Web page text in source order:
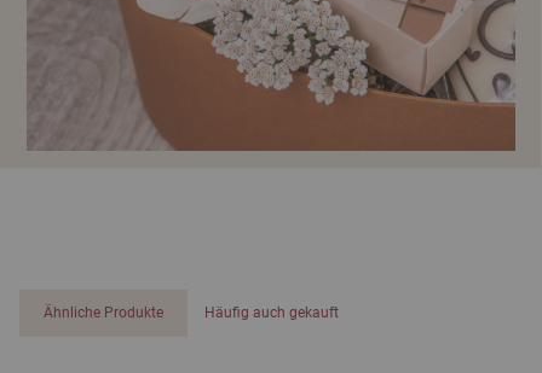
Ähnliche Produkte Häufig auch gekauft